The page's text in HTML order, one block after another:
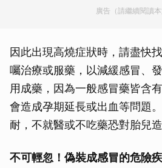
廣告（請繼續閱讀本
因此出現高燒症狀時，請盡快
囑治療或服藥，以減緩感冒、
用成藥，因為一般感冒藥皆含
會造成孕期延長或出血等問題
耐，不就醫或不吃藥恐對胎兒
不可輕忽！偽裝成感冒的危險